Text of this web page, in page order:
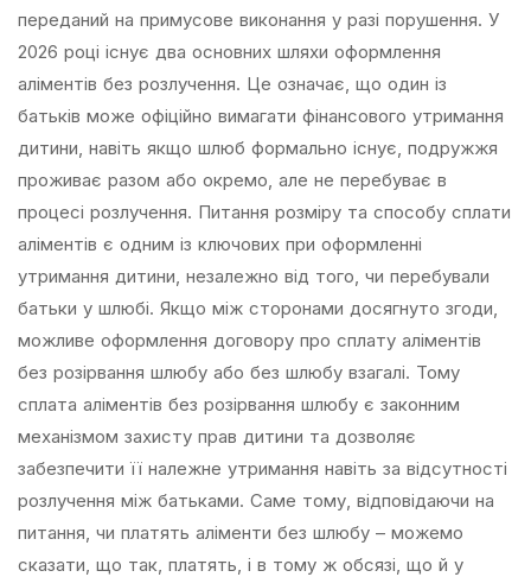
переданий на примусове виконання у разі порушення. У
2026 році існує два основних шляхи оформлення
аліментів без розлучення. Це означає, що один із
батьків може офіційно вимагати фінансового утримання
дитини, навіть якщо шлюб формально існує, подружжя
проживає разом або окремо, але не перебуває в
процесі розлучення. Питання розміру та способу сплати
аліментів є одним із ключових при оформленні
утримання дитини, незалежно від того, чи перебували
батьки у шлюбі. Якщо між сторонами досягнуто згоди,
можливе оформлення договору про сплату аліментів
без розірвання шлюбу або без шлюбу взагалі. Тому
сплата аліментів без розірвання шлюбу є законним
механізмом захисту прав дитини та дозволяє
забезпечити її належне утримання навіть за відсутності
розлучення між батьками. Саме тому, відповідаючи на
питання, чи платять аліменти без шлюбу – можемо
сказати, що так, платять, і в тому ж обсязі, що й у